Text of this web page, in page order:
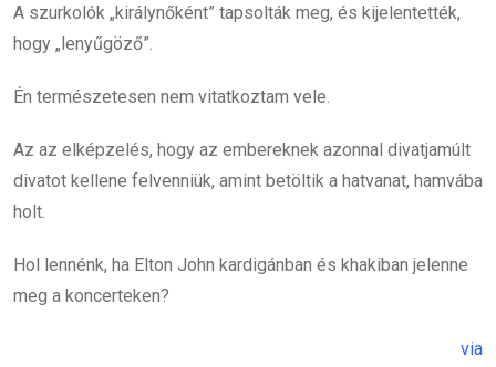
A szurkolók „királynőként” tapsolták meg, és kijelentették,
hogy „lenyűgöző”.
Én természetesen nem vitatkoztam vele.
Az az elképzelés, hogy az embereknek azonnal divatjamúlt
divatot kellene felvenniük, amint betöltik a hatvanat, hamvába
holt.
Hol lennénk, ha Elton John kardigánban és khakiban jelenne
meg a koncerteken?
via